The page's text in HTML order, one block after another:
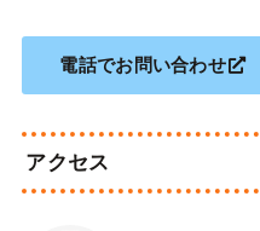
電話でお問い合わせ
アクセス